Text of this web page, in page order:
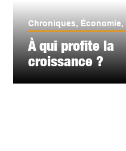
Chroniques, Économie,
À qui profite la
croissance ?